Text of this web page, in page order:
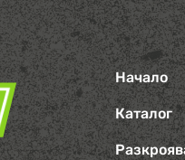
Начало
Каталог